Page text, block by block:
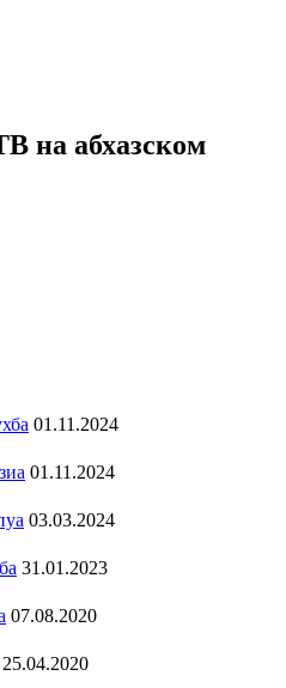
на абхазском
01.11.2024
01.11.2024
03.03.2024
31.01.2023
07.08.2020
25.04.2020